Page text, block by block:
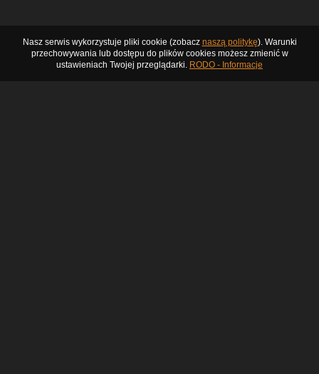
Nasz serwis wykorzystuje pliki cookie (zobacz naszą politykę). Warunki
przechowywania lub dostępu do plików cookies możesz zmienić w
ustawieniach Twojej przeglądarki. RODO - Informacje